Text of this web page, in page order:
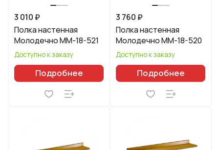
3 010 ₽
Полка настенная
Молодечно ММ-18-521
Доступно к заказу
Подробнее
3 760 ₽
Полка настенная
Молодечно ММ-18-520
Доступно к заказу
Подробнее